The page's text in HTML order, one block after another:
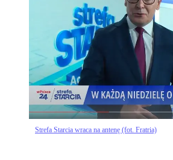
Strefa Starcia wraca na antenę (fot. Fratria)